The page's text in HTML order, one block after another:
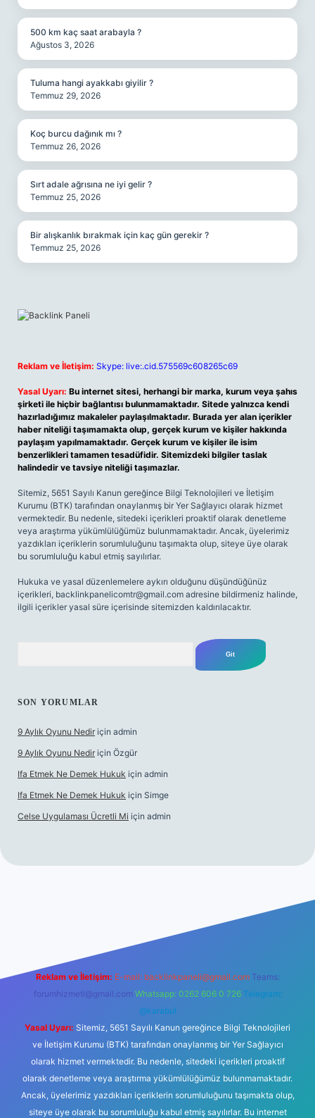
500 km kaç saat arabayla ?
Ağustos 3, 2026
Tuluma hangi ayakkabı giyilir ?
Temmuz 29, 2026
Koç burcu dağınık mı ?
Temmuz 26, 2026
Sırt adale ağrısına ne iyi gelir ?
Temmuz 25, 2026
Bir alışkanlık bırakmak için kaç gün gerekir ?
Temmuz 25, 2026
Reklam ve İletişim: Skype: live:.cid.575569c608265c69
Yasal Uyarı: Bu internet sitesi, herhangi bir marka, kurum veya şahıs
şirketi ile hiçbir bağlantısı bulunmamaktadır. Sitede yalnızca kendi
hazırladığımız makaleler paylaşılmaktadır. Burada yer alan içerikler
haber niteliği taşımamakta olup, gerçek kurum ve kişiler hakkında
paylaşım yapılmamaktadır. Gerçek kurum ve kişiler ile isim
benzerlikleri tamamen tesadüfidir. Sitemizdeki bilgiler taslak
halindedir ve tavsiye niteliği taşımazlar.
Sitemiz, 5651 Sayılı Kanun gereğince Bilgi Teknolojileri ve İletişim
Kurumu (BTK) tarafından onaylanmış bir Yer Sağlayıcı olarak hizmet
vermektedir. Bu nedenle, sitedeki içerikleri proaktif olarak denetleme
veya araştırma yükümlülüğümüz bulunmamaktadır. Ancak, üyelerimiz
yazdıkları içeriklerin sorumluluğunu taşımakta olup, siteye üye olarak
bu sorumluluğu kabul etmiş sayılırlar.
Hukuka ve yasal düzenlemelere aykırı olduğunu düşündüğünüz
içerikleri, backlinkpanelicomtr@gmail.com adresine bildirmeniz halinde,
ilgili içerikler yasal süre içerisinde sitemizden kaldırılacaktır.
SON YORUMLAR
9 Aylık Oyunu Nedir için admin
9 Aylık Oyunu Nedir için Özgür
Ifa Etmek Ne Demek Hukuk için admin
Ifa Etmek Ne Demek Hukuk için Simge
Celse Uygulaması Ücretli Mi için admin
Reklam ve İletişim: E-mail: backlinkpaneli@gmail.com Teams:
forumhizmeti@gmail.com Whatsapp: 0262 606 0 726 Telegram:
@karabul
Yasal Uyarı: Sitemiz, 5651 Sayılı Kanun gereğince Bilgi Teknolojileri
ve İletişim Kurumu (BTK) tarafından onaylanmış bir Yer Sağlayıcı
olarak hizmet vermektedir. Bu nedenle, sitedeki içerikleri proaktif
olarak denetleme veya araştırma yükümlülüğümüz bulunmamaktadır.
Ancak, üyelerimiz yazdıkları içeriklerin sorumluluğunu taşımakta olup,
siteye üye olarak bu sorumluluğu kabul etmiş sayılırlar. Bu internet